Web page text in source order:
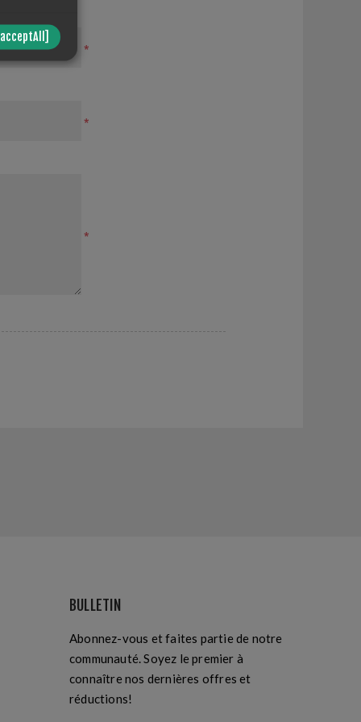
*
*
*
BULLETIN
Abonnez-vous et faites partie de notre
communauté. Soyez le premier à
connaître nos dernières offres et
réductions!